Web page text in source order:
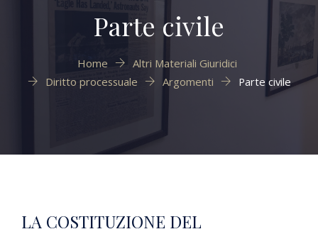
Parte civile
Home
Altri Materiali Giuridici
Diritto processuale
Argomenti Parte civile
LA COSTITUZIONE DEL